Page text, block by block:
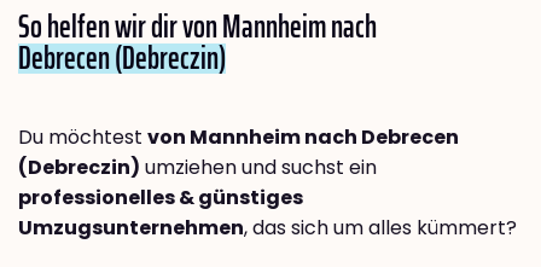
So helfen wir dir von Mannheim nach
Debrecen (Debreczin)
Du möchtest von Mannheim nach Debrecen
(Debreczin) umziehen und suchst ein
professionelles & günstiges
Umzugsunternehmen, das sich um alles kümmert?